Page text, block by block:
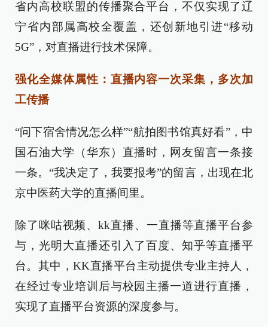
省内高校联盟的传播聚合平台，不仅实现了辽
宁省内部属高校全覆盖，还创新地引进“移动
5G” ，对直播进行技术保障。
强化全媒体属性：直播内容一次采集，多次加
工传播
“问下宿舍情况怎么样”“航拍图书馆真好看”，中
国石油大学（华东）直播时，网友留言一条接
一条。“我决定了，我要报考”的留言，出现在北
京中医药大学的直播间里。
除了咪咕视频、kk直播、一直播等直播平台参
与，光明大直播还引入了百度、知乎等直播平
台。其中，KK直播平台主动提供专业主持人，
在经过专业培训后与校园主播一道进行直播，
实现了直播平台资源的深度参与。